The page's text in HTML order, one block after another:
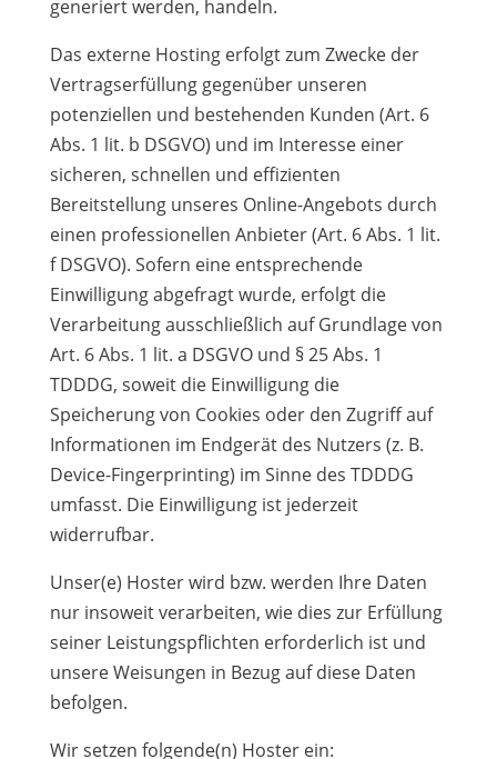
generiert werden, handeln.
Das externe Hosting erfolgt zum Zwecke der
Vertragserfüllung gegenüber unseren
potenziellen und bestehenden Kunden (Art. 6
Abs. 1 lit. b DSGVO) und im Interesse einer
sicheren, schnellen und effizienten
Bereitstellung unseres Online-Angebots durch
einen professionellen Anbieter (Art. 6 Abs. 1 lit.
f DSGVO). Sofern eine entsprechende
Einwilligung abgefragt wurde, erfolgt die
Verarbeitung ausschließlich auf Grundlage von
Art. 6 Abs. 1 lit. a DSGVO und § 25 Abs. 1
TDDDG, soweit die Einwilligung die
Speicherung von Cookies oder den Zugriff auf
Informationen im Endgerät des Nutzers (z. B.
Device-Fingerprinting) im Sinne des TDDDG
umfasst. Die Einwilligung ist jederzeit
widerrufbar.
Unser(e) Hoster wird bzw. werden Ihre Daten
nur insoweit verarbeiten, wie dies zur Erfüllung
seiner Leistungspflichten erforderlich ist und
unsere Weisungen in Bezug auf diese Daten
befolgen.
Wir setzen folgende(n) Hoster ein: